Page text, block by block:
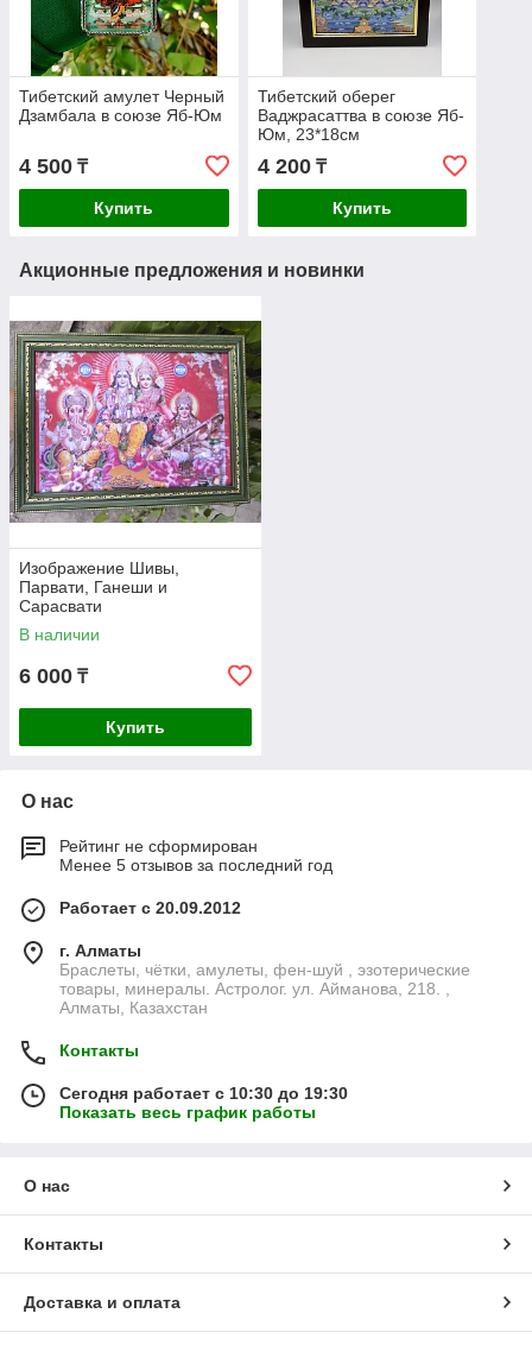
Тибетский амулет Черный
Дзамбала в союзе Яб-Юм
4 500 ₸
Купить
Тибетский оберег
Ваджрасаттва в союзе Яб-
Юм, 23*18см
4 200₸
Купить
Акционные предложения и новинки
Изображение Шивы,
Парвати, Ганеши и
Сарасвати
В наличии
6 000 ₸
Купить
О нас
Рейтинг не сформирован
Менее 5 отзывов за последний год
Работает с 20.09.2012
г. Алматы
Браслеты, чётки, амулеты, фен-шуй , эзотерические
товары, минералы. Астролог. ул. Айманова, 218. ,
Алматы, Казахстан
Контакты
Сегодня работает с 10:30 до 19:30
Показать весь график работы
О нас
Контакты
Доставка и оплата